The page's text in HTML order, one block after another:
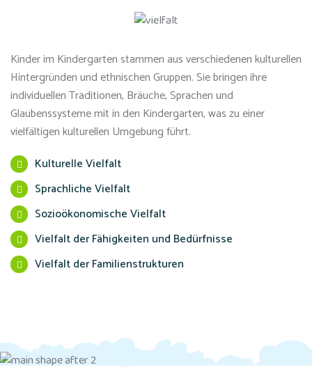
Kinder im Kindergarten stammen aus verschiedenen kulturellen
Hintergründen und ethnischen Gruppen. Sie bringen ihre
individuellen Traditionen, Bräuche, Sprachen und
Glaubenssysteme mit in den Kindergarten, was zu einer
vielfältigen kulturellen Umgebung führt.
Kulturelle Vielfalt
Sprachliche Vielfalt
Sozioökonomische Vielfalt
Vielfalt der Fähigkeiten und Bedürfnisse
Vielfalt der Familienstrukturen